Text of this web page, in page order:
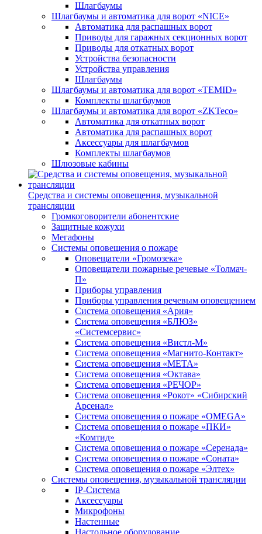
Шлагбаумы
Шлагбаумы и автоматика для ворот «NICE»
Автоматика для распашных ворот
Приводы для гаражных секционных ворот
Приводы для откатных ворот
Устройства безопасности
Устройства управления
Шлагбаумы
Шлагбаумы и автоматика для ворот «TEMID»
Комплекты шлагбаумов
Шлагбаумы и автоматика для ворот «ZKTeco»
Автоматика для откатных ворот
Автоматика для распашных ворот
Аксессуары для шлагбаумов
Комплекты шлагбаумов
Шлюзовые кабины
Средства и системы оповещения, музыкальной
трансляции
Громкоговорители абонентские
Защитные кожухи
Мегафоны
Системы оповещения о пожаре
Оповещатели «Громозека»
Оповещатели пожарные речевые «Толмач-
П»
Приборы управления
Приборы управления речевым оповещением
Система оповещения «Ария»
Система оповещения «БЛЮЗ»
«Системсервис»
Система оповещения «Вистл-М»
Система оповещения «Магнито-Контакт»
Система оповещения «МЕТА»
Система оповещения «Октава»
Система оповещения «РЕЧОР»
Система оповещения «Рокот» «Сибирский
Арсенал»
Система оповещения о пожаре «OMEGA»
Система оповещения о пожаре «ПКИ»
«Комтид»
Система оповещения о пожаре «Серенада»
Система оповещения о пожаре «Соната»
Система оповещения о пожаре «Элтех»
Системы оповещения, музыкальной трансляции
IP-Система
Аксессуары
Микрофоны
Настенные
Настольное оборудование